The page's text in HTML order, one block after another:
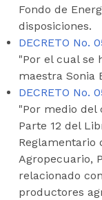
Fondo de
disposiciones.
DECRETO No.
"Por el cual se
maestra Sonia
DECRETO No.
"Por medio
Parte 12 del
Reglamentario
Agropecuario,
relacionado
productores